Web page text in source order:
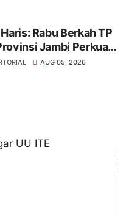
Rabu Berkah TP
Jambi Perkuat
Keuangan dan
AUG 05, 2026
UU ITE